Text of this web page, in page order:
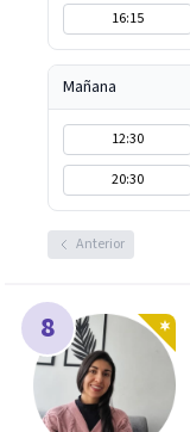
16:15
Mañana
12:30
20:30
Anterior
8